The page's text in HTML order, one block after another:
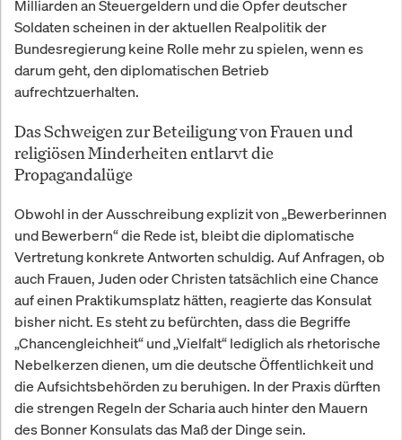
Milliarden an Steuergeldern und die Opfer deutscher
Soldaten scheinen in der aktuellen Realpolitik der
Bundesregierung keine Rolle mehr zu spielen, wenn es
darum geht, den diplomatischen Betrieb
aufrechtzuerhalten.
Das Schweigen zur Beteiligung von Frauen und
religiösen Minderheiten entlarvt die
Propagandalüge
Obwohl in der Ausschreibung explizit von „Bewerberinnen
und Bewerbern“ die Rede ist, bleibt die diplomatische
Vertretung konkrete Antworten schuldig. Auf Anfragen, ob
auch Frauen, Juden oder Christen tatsächlich eine Chance
auf einen Praktikumsplatz hätten, reagierte das Konsulat
bisher nicht. Es steht zu befürchten, dass die Begriffe
„Chancengleichheit“ und „Vielfalt“ lediglich als rhetorische
Nebelkerzen dienen, um die deutsche Öffentlichkeit und
die Aufsichtsbehörden zu beruhigen. In der Praxis dürften
die strengen Regeln der Scharia auch hinter den Mauern
des Bonner Konsulats das Maß der Dinge sein.